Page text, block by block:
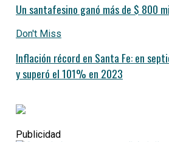
Un santafesino ganó más de $ 800
Don't Miss
Inflación récord en Santa Fe: en
y superó el 101% en 2023
Publicidad